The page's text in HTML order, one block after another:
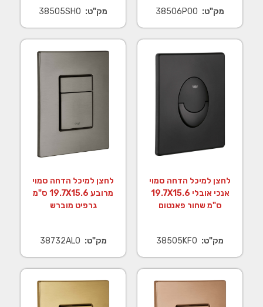
מק"ט: 38506P00 מק"ט: 38505SH0
לחצן למיכל הדחה סמוי
אנכי אובלי 19.7X15.6
ס"מ שחור פאנטום
מק"ט: 38505KF0
לחצן למיכל הדחה סמוי
מרובע 19.7X15.6 ס"מ
גרפיט מוברש
מק"ט: 38732AL0